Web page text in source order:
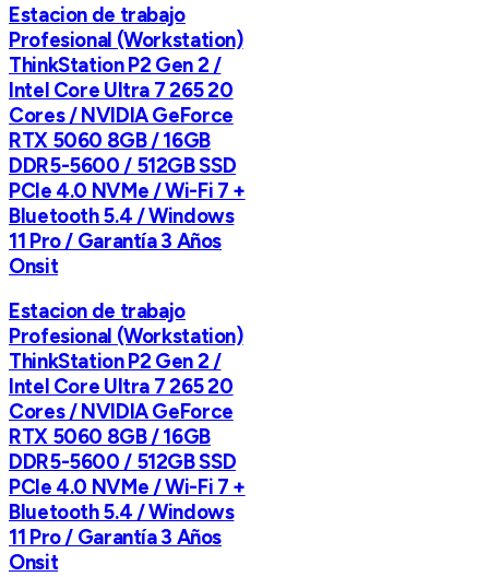
Estacion de trabajo
Profesional (Workstation)
ThinkStation P2 Gen 2 /
Intel Core Ultra 7 265 20
Cores / NVIDIA GeForce
RTX 5060 8GB / 16GB
DDR5-5600 / 512GB SSD
PCIe 4.0 NVMe / Wi-Fi 7 +
Bluetooth 5.4 / Windows
11 Pro / Garantía 3 Años
Onsit
Estacion de trabajo
Profesional (Workstation)
ThinkStation P2 Gen 2 /
Intel Core Ultra 7 265 20
Cores / NVIDIA GeForce
RTX 5060 8GB / 16GB
DDR5-5600 / 512GB SSD
PCIe 4.0 NVMe / Wi-Fi 7 +
Bluetooth 5.4 / Windows
11 Pro / Garantía 3 Años
Onsit